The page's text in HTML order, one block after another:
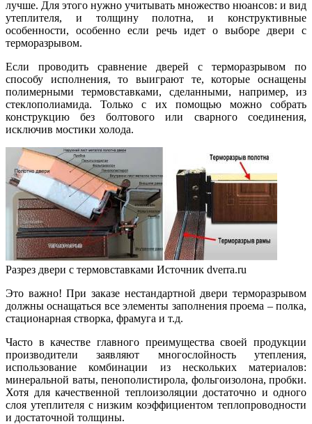
лучше. Для этого нужно учитывать множество нюансов: и вид
утеплителя, и толщину полотна, и конструктивные
особенности, особенно если речь идет о выборе двери с
терморазрывом.
Если проводить сравнение дверей с терморазрывом по
способу исполнения, то выиграют те, которые оснащены
полимерными термовставками, сделанными, например, из
стеклополиамида. Только с их помощью можно собрать
конструкцию без болтового или сварного соединения,
исключив мостики холода.
Разрез двери с термовставками Источник dverra.ru
Это важно! При заказе нестандартной двери терморазрывом
должны оснащаться все элементы заполнения проема – полка,
стационарная створка, фрамуга и т.д.
Часто в качестве главного преимущества своей продукции
производители заявляют многослойность утепления,
использование комбинации из нескольких материалов:
минеральной ваты, пенополистирола, фольгоизолона, пробки.
Хотя для качественной теплоизоляции достаточно и одного
слоя утеплителя с низким коэффициентом теплопроводности
и достаточной толщины.